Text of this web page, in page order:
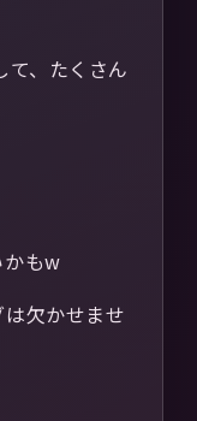
、たくさん
かもw
欠かせませ